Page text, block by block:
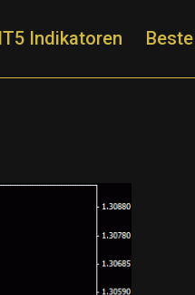
Indikatoren